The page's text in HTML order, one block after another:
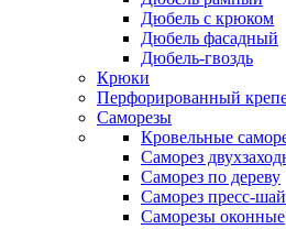
Дюбель с крюком
Дюбель фасадный
Дюбель-гвоздь
Крюки
Перфорированный
Саморезы
Кровельные
Саморез
Саморез по дереву
Саморез пресс-
Саморезы оконные